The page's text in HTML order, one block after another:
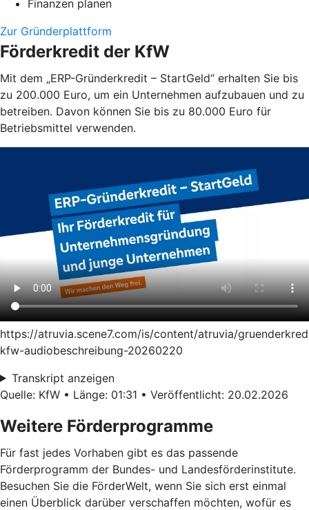
Finanzen planen
Zur Gründerplattform
Förderkredit der KfW
Mit dem „ERP-Gründerkredit – StartGeld“ erhalten Sie bis
zu 200.000 Euro, um ein Unternehmen aufzubauen und zu
betreiben. Davon können Sie bis zu 80.000 Euro für
Betriebsmittel verwenden.
https://atruvia.scene7.com/is/content/atruvia/
kfw-audiobeschreibung-20260220
Transkript anzeigen
Quelle: KfW • Länge: 01:31 • Veröffentlicht: 20.02.2026
Weitere Förderprogramme
Für fast jedes Vorhaben gibt es das passende
Förderprogramm der Bundes- und Landesförderinstitute.
Besuchen Sie die FörderWelt, wenn Sie sich erst einmal
einen Überblick darüber verschaffen möchten, wofür es